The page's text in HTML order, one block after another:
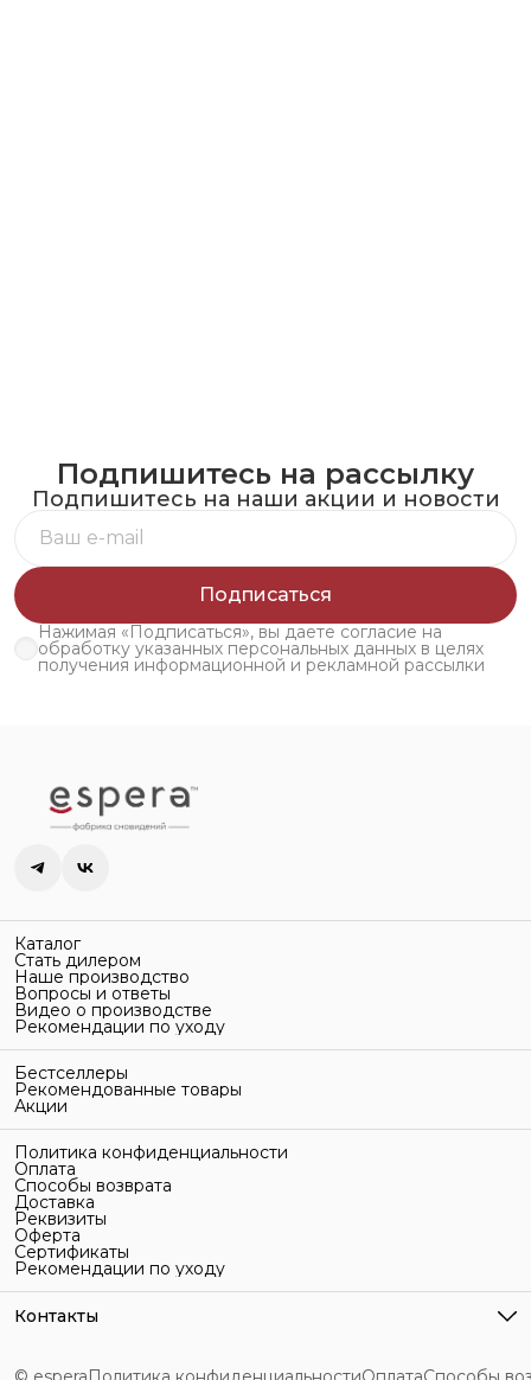
Подпишитесь на рассылку
Подпишитесь на наши акции и новости
Подписаться
Нажимая «Подписаться», вы даете согласие на
обработку указанных персональных данных в целях
получения информационной и рекламной рассылки
Каталог
Стать дилером
Наше производство
Вопросы и ответы
Видео о производстве
Рекомендации по уходу
Бестселлеры
Рекомендованные товары
Акции
Политика конфиденциальности
Оплата
Способы возврата
Доставка
Реквизиты
Оферта
Сертификаты
Рекомендации по уходу
Контакты